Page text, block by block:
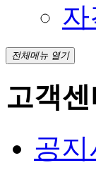
전체메뉴 열기
고객센
공